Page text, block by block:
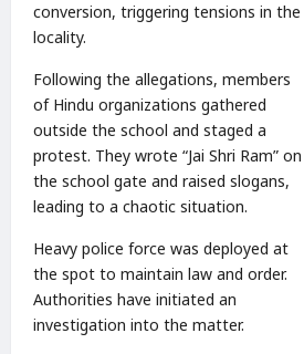
conversion, triggering tensions in the
locality.
Following the allegations, members
of Hindu organizations gathered
outside the school and staged a
protest. They wrote “Jai Shri Ram” on
the school gate and raised slogans,
leading to a chaotic situation.
Heavy police force was deployed at
the spot to maintain law and order.
Authorities have initiated an
investigation into the matter.